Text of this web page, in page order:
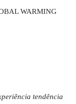
WARMING
tendência